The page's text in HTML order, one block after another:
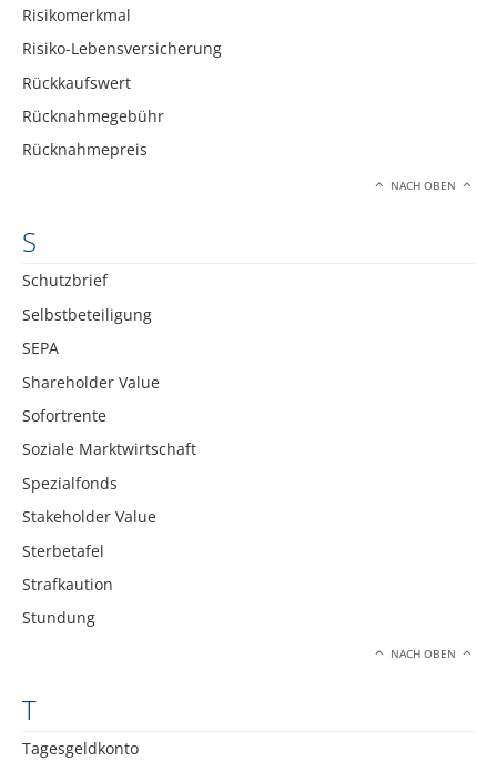
Risikomerkmal
Risiko-Lebensversicherung
Rückkaufswert
Rücknahmegebühr
Rücknahmepreis
NACH OBEN
S
Schutzbrief
Selbstbeteiligung
SEPA
Shareholder Value
Sofortrente
Soziale Marktwirtschaft
Spezialfonds
Stakeholder Value
Sterbetafel
Strafkaution
Stundung
NACH OBEN
T
Tagesgeldkonto